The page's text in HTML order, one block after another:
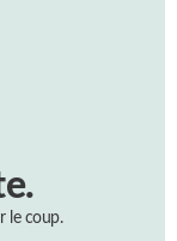
le coup.